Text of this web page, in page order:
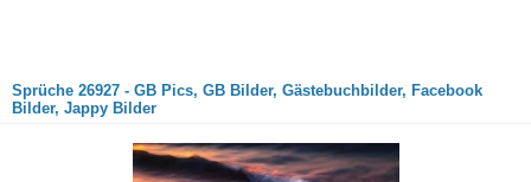
Sprüche 26927 - GB Pics, GB Bilder, Gästebuchbilder, Facebook
Bilder, Jappy Bilder